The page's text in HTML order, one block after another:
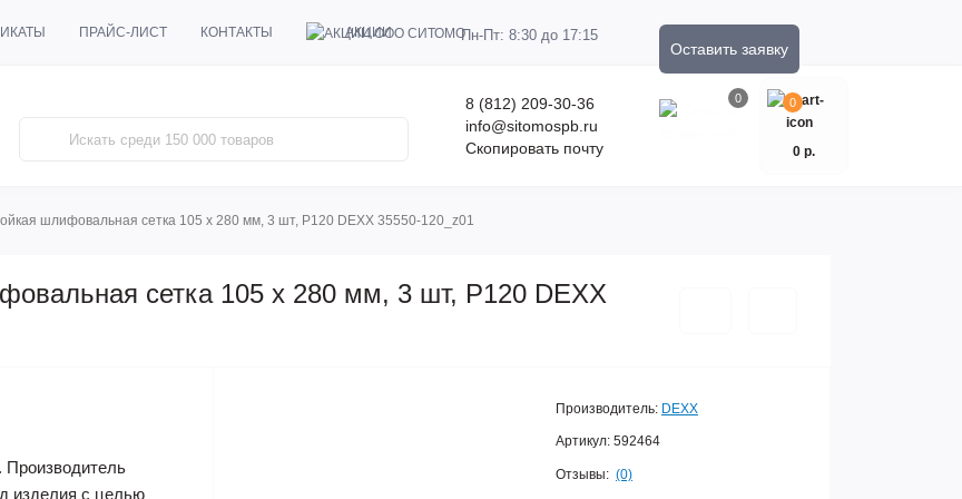
ПРАЙС-ЛИСТ КОНТАКТЫ АКЦИИ Пн-Пт: 8:30 до 17:15
Оставить заявку
8 (812) 209-30-36
info@sitomospb.ru
Скопировать почту
0 0
0 р.
шлифовальная сетка 105 х 280 мм, 3 шт, Р120 DEXX 35550-120_z01
сетка 105 х 280 мм, 3 шт, Р120 DEXX
Производитель
изделия с целью
Производитель: DEXX
Артикул: 592464
Отзывы: (0)